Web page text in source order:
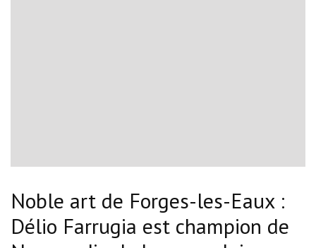
Noble art de Forges-les-Eaux :
Délio Farrugia est champion de